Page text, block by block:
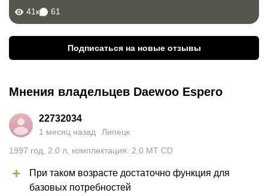
купленной Шкоде Фелиций. Купили ее за 55тр, кузов
универсал, мотор перебрали и...
41к 61
Подписаться на новые отзывы
Мнения владельцев Daewoo Espero
22732034
1 месяц назад
Липецк
1997 год, 2.0 л, комплектация: 2.0 MT CD
При таком возрасте достаточно функция для
базовых потребностей